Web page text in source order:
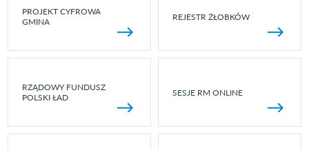
PROJEKT CYFROWA
GMINA
REJESTR ŻŁOBKÓW
RZĄDOWY FUNDUSZ
POLSKI ŁAD
SESJE RM ONLINE